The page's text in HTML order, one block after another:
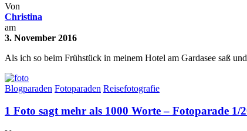
Von
Christina
am
3. November 2016
Als ich so beim Frühstück in meinem Hotel am Gardasee saß
Blogparaden Fotoparaden Reisefotografie
1 Foto sagt mehr als 1000 Worte – Fotoparade 1/